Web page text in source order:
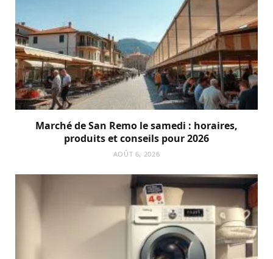
Marché de San Remo le samedi : horaires,
produits et conseils pour 2026
AOÛT 6, 2026